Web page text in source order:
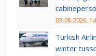
03-08-2026,
Turkish
winter